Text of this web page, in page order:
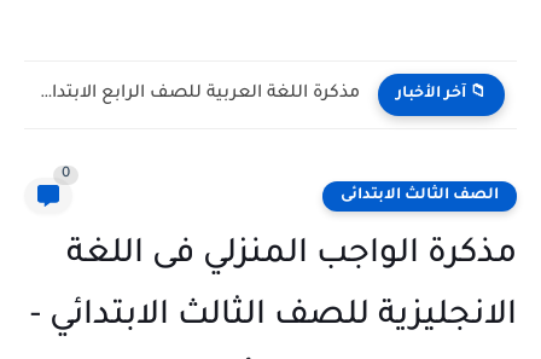
📁 آخر الأخبار مذكرة اللغة العربية للصف الرابع الابتدائي الترم الاول 2027 PDF...
الصف الثالث الابتدائى
0
مذكرة الواجب المنزلي فى اللغة
الانجليزية للصف الثالث الابتدائي -